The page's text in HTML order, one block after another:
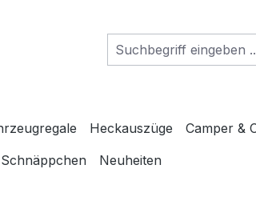
Heckauszüge Camper &
Schnäppchen Neuheiten